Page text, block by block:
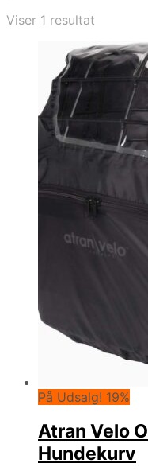
Viser 1 resultat
På Udsalg! 19%
Atran Velo
Hundekurv